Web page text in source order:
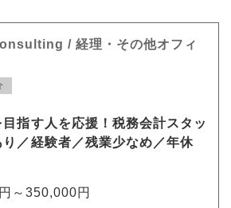
/ 経理・その他オフィ
指す人を応援！税務会計スタッ
／経験者／残業少なめ／年休
～350,000円